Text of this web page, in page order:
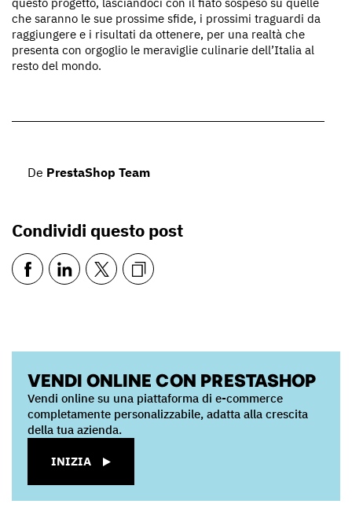
questo progetto, lasciandoci con il fiato sospeso su quelle
che saranno le sue prossime sfide, i prossimi traguardi da
raggiungere e i risultati da ottenere, per una realtà che
presenta con orgoglio le meraviglie culinarie dell’Italia al
resto del mondo.
De PrestaShop Team
Condividi questo post
VENDI ONLINE CON PRESTASHOP
Vendi online su una piattaforma di e-commerce
completamente personalizzabile, adatta alla crescita
della tua azienda.
INIZIA